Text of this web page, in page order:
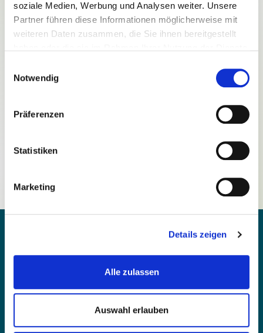
soziale Medien, Werbung und Analysen weiter. Unsere
Partner führen diese Informationen möglicherweise mit
weiteren Daten zusammen, die Sie ihnen bereitgestellt
Notwendig
Präferenzen
Statistiken
Marketing
Details zeigen
Alle zulassen
Auswahl erlauben
Passwort:
Kontakt
Einfache Sprache